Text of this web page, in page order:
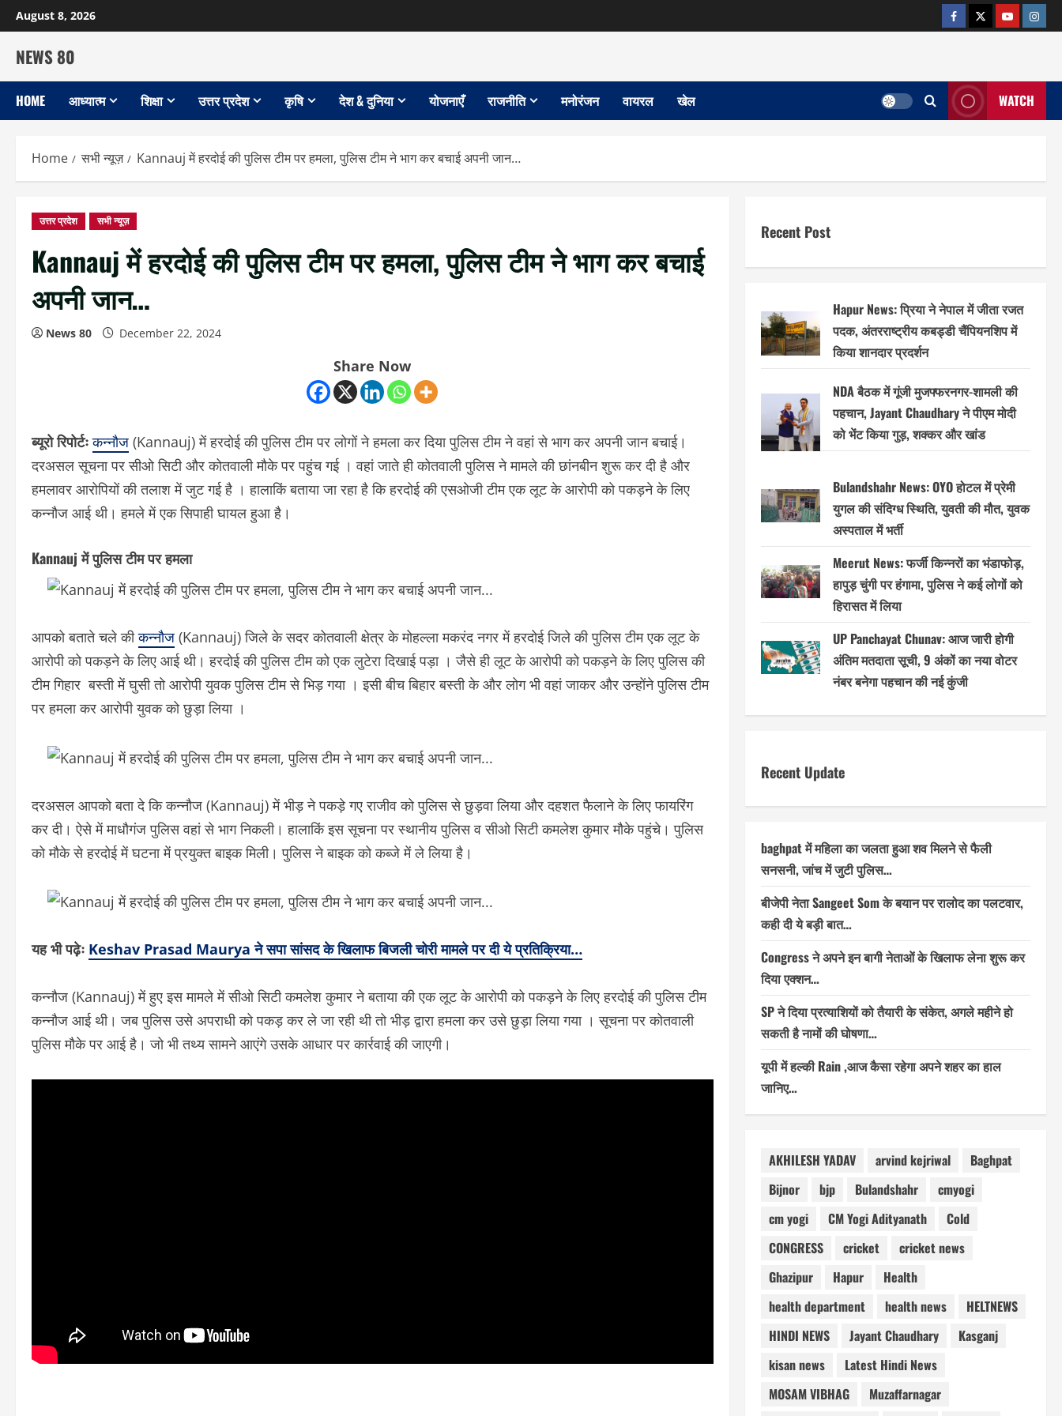
Skip
to
content
August 8, 2026 facebooktwitter
NEWS 80
HOME आध्यात्म शिक्षा उत्तर प्रदेश कृषि देश & दुनिया योजनाएँ राजनीति मनोरंजन वायरल खेल WATCH
Home सभी न्यूज़ Kannauj में हरदोई की पुलिस टीम पर हमला, पुलिस टीम ने भाग कर बचाई अपनी जान…
उत्तर प्रदेश सभी न्यूज़
Kannauj में हरदोई की पुलिस टीम पर हमला, पुलिस टीम ने भाग कर बचाई
अपनी जान…
News 80 December 22, 2024
Share Now
ब्यूरो रिपोर्टः कन्नौज (Kannauj) में हरदोई की पुलिस टीम पर लोगों ने हमला कर दिया पुलिस टीम ने वहां से भाग कर अपनी जान बचाई।
दरअसल सूचना पर सीओ सिटी और कोतवाली मौके पर पहुंच गई । वहां जाते ही कोतवाली पुलिस ने मामले की छांनबीन शुरू कर दी है और
हमलावर आरोपियों की तलाश में जुट गई है । हालाकिं बताया जा रहा है कि हरदोई की एसओजी टीम एक लूट के आरोपी को पकड़ने के लिए
कन्नौज आई थी। हमले में एक सिपाही घायल हुआ है।
Kannauj में पुलिस टीम पर हमला
आपको बताते चले कीकन्नौज (Kannauj) जिले के सदर कोतवाली क्षेत्र के मोहल्ला मकरंद नगर में हरदोई जिले की पुलिस टीम एक लूट के
आरोपी को पकड़ने के लिए आई थी। हरदोई की पुलिस टीम को एक लुटेरा दिखाई पड़ा । जैसे ही लूट के आरोपी को पकड़ने के लिए पुलिस की
टीम गिहार बस्ती में घुसी तो आरोपी युवक पुलिस टीम से भिड़ गया । इसी बीच बिहार बस्ती के और लोग भी वहां जाकर और उन्होंने पुलिस टीम
पर हमला कर आरोपी युवक को छुड़ा लिया ।
दरअसल आपको बता दे कि कन्नौज (Kannauj) में भीड़ ने पकड़े गए राजीव को पुलिस से छुड़वा लिया और दहशत फैलाने के लिए फायरिंग
कर दी। ऐसे में माधौगंज पुलिस वहां से भाग निकली। हालाकिं इस सूचना पर स्थानीय पुलिस व सीओ सिटी कमलेश कुमार मौके पहुंचे। पुलिस
को मौके से हरदोई में घटना में प्रयुक्त बाइक मिली। पुलिस ने बाइक को कब्जे में ले लिया है।
यह भी पढ़ेः Keshav Prasad Maurya ने सपा सांसद के खिलाफ बिजली चोरी मामले पर दी ये प्रतिक्रिया…
कन्नौज (Kannauj) में हुए इस मामले में सीओ सिटी कमलेश कुमार ने बताया की एक लूट के आरोपी को पकड़ने के लिए हरदोई की पुलिस टीम
कन्नौज आई थी। जब पुलिस उसे अपराधी को पकड़ कर ले जा रही थी तो भीड़ द्वारा हमला कर उसे छुड़ा लिया गया । सूचना पर कोतवाली
पुलिस मौके पर आई है। जो भी तथ्य सामने आएंगे उसके आधार पर कार्रवाई की जाएगी।
Recent Post
Hapur News: प्रिया ने नेपाल में जीता रजत
पदक, अंतरराष्ट्रीय कबड्डी चैंपियनशिप में
किया शानदार प्रदर्शन
NDA बैठक में गूंजी मुजफ्फरनगर-शामली की
पहचान, Jayant Chaudhary ने पीएम मोदी
को भेंट किया गुड़, शक्कर और खांड
Bulandshahr News: OYO होटल में प्रेमी
युगल की संदिग्ध स्थिति, युवती की मौत, युवक
अस्पताल में भर्ती
Meerut News: फर्जी किन्नरों का भंडाफोड़,
हापुड़ चुंगी पर हंगामा, पुलिस ने कई लोगों को
हिरासत में लिया
UP Panchayat Chunav: आज जारी होगी
अंतिम मतदाता सूची, 9 अंकों का नया वोटर
नंबर बनेगा पहचान की नई कुंजी
Recent Update
baghpat में महिला का जलता हुआ शव मिलने से फैली
सनसनी, जांच में जुटी पुलिस…
बीजेपी नेता Sangeet Som के बयान पर रालोद का पलटवार,
कही दी ये बड़ी बात…
Congress ने अपने इन बागी नेताओं के खिलाफ लेना शुरू कर
दिया एक्शन…
SP ने दिया प्रत्याशियों को तैयारी के संकेत, अगले महीने हो
सकती है नामों की घोषणा…
यूपी में हल्की Rain ,आज कैसा रहेगा अपने शहर का हाल
जानिए…
AKHILESH YADAV arvind kejriwal
Baghpat
Bijnor
bjp Bulandshahr
cmyogi
cm yogi
CM Yogi Adityanath
Cold
CONGRESS
cricket
cricket news
Ghazipur
Hapur
Health
health department
health news
HELTNEWS
HINDI NEWS
Jayant Chaudhary
Kasganj
kisan news
Latest Hindi News
MOSAM VIBHAG
Muzaffarnagar